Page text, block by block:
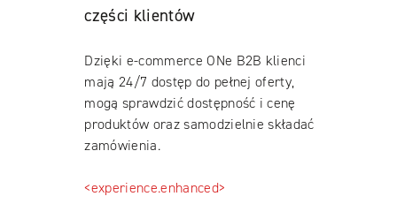
części klientów
Dzięki e-commerce ONe B2B klienci
mają 24/7 dostęp do pełnej oferty,
mogą sprawdzić dostępność i cenę
produktów oraz samodzielnie składać
zamówienia.
<experience.enhanced>